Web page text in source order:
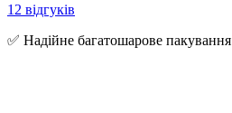
12 відгуків
✅ Надійне багатошарове пакування